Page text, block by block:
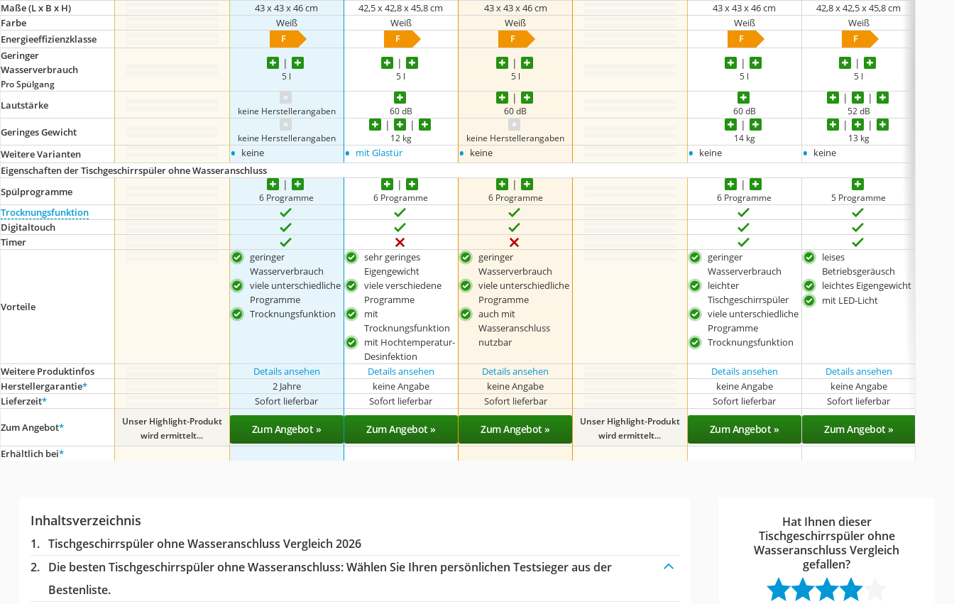
Maße (L x B x H)
43 x 43 x 46 cm 42,5 x 42,8 x 45,8 cm 43 x 43 x 46 cm 43 x 43 x 46 cm 42,8 x 42,5 x 45,8 cm
Farbe
Weiß Weiß Weiß Weiß
Weiß
Energieeffizienzklasse
F F F F F
Geringer
Wasserverbrauch
Pro Spülgang
5 l 5 l 5 l 5 l 5 l
Lautstärke keine Herstellerangaben 60 dB 60 dB 60 dB 52 dB
Geringes Gewicht keine Herstellerangaben 12 kg keine Herstellerangaben 14 kg 13 kg
Weitere Varianten • keine • mit Glastür • keine • keine • keine
Eigenschaften der Tischgeschirrspüler ohne Wasseranschluss
Spülprogramme
6 Programme 6 Programme 6 Programme 6 Programme 5 Programme
Trocknungsfunktion
Digitaltouch
Timer
Vorteile
geringer
Wasserverbrauch
viele unterschiedliche
Programme
Trocknungsfunktion
sehr geringes
Eigengewicht
viele verschiedene
Programme
mit
Trocknungsfunktion
mit Hochtemperatur-
Desinfektion
geringer
Wasserverbrauch
viele unterschiedliche
Programme
auch mit
Wasseranschluss
nutzbar
geringer
Wasserverbrauch
leichter
Tischgeschirrspüler
viele unterschiedliche
Programme
Trocknungsfunktion
leises
Betriebsgeräusch
leichtes Eigengewicht
mit LED-Licht
Weitere Produktinfos Details ansehen Details ansehen Details ansehen Details ansehen Details ansehen
Herstellergarantie* 2 Jahre keine Angabe keine Angabe keine Angabe
keine Angabe
Lieferzeit* Sofort lieferbar Sofort lieferbar Sofort lieferbar Sofort lieferbar Sofort lieferbar
Zum Angebot*
Unser Highlight-Produkt
wird ermittelt...
Zum Angebot » Zum Angebot » Zum Angebot »
Unser Highlight-Produkt
wird ermittelt...
Zum Angebot » Zum Angebot »
Erhältlich bei*
Inhaltsverzeichnis
Tischgeschirrspüler ohne Wasseranschluss Vergleich 2026
Die besten Tischgeschirrspüler ohne Wasseranschluss:Wählen Sie Ihren persönlichen Testsieger aus der
Bestenliste.
Hat Ihnen dieser
Tischgeschirrspüler ohne
Wasseranschluss Vergleich
gefallen?